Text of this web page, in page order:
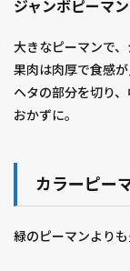
ジャンボピーマン
大きなピーマンで、
果肉は肉厚で食感が
ヘタの部分を切り
おかずに。
カラーピー
緑のピーマンよりも